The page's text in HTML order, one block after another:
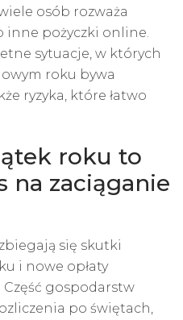
osób rozważa
inne pożyczki online.
sytuacje, w których
roku bywa
ryzyka, które łatwo
roku to
na zaciąganie
się skutki
i nowe opłaty
Część gospodarstw
po świętach,